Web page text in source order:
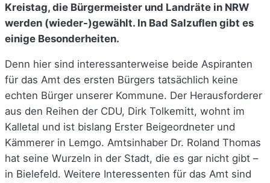
Kreistag, die Bürgermeister und Landräte in NRW
werden (wieder-)gewählt. In Bad Salzuflen gibt es
einige Besonderheiten.
Denn hier sind interessanterweise beide Aspiranten
für das Amt des ersten Bürgers tatsächlich keine
echten Bürger unserer Kommune. Der Herausforderer
aus den Reihen der CDU, Dirk Tolkemitt, wohnt im
Kalletal und ist bislang Erster Beigeordneter und
Kämmerer in Lemgo. Amtsinhaber Dr. Roland Thomas
hat seine Wurzeln in der Stadt, die es gar nicht gibt –
in Bielefeld. Weitere Interessenten für das Amt sind